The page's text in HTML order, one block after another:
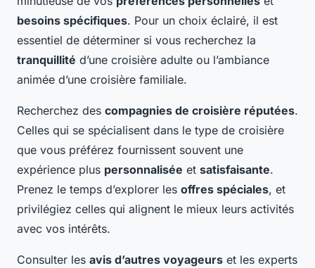
besoins spécifiques. Pour un choix éclairé, il est
essentiel de déterminer si vous recherchez la
tranquillité d’une croisière adulte ou l’ambiance
animée d’une croisière familiale.
Recherchez des compagnies de croisière réputées.
Celles qui se spécialisent dans le type de croisière
que vous préférez fournissent souvent une
expérience plus personnalisée et satisfaisante.
Prenez le temps d’explorer les offres spéciales, et
privilégiez celles qui alignent le mieux leurs activités
avec vos intérêts.
Consulter les avis d’autres voyageurs et les experts